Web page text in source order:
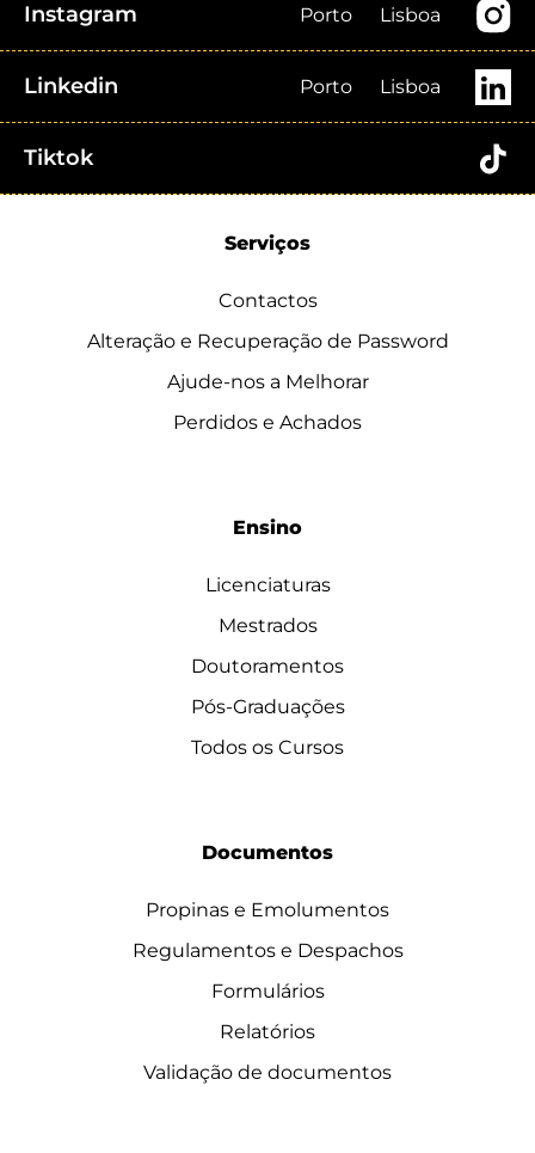
Instagram Porto Lisboa
Linkedin Porto Lisboa
Tiktok
Serviços
Contactos
Alteração e Recuperação de Password
Ajude-nos a Melhorar
Perdidos e Achados
Ensino
Licenciaturas
Mestrados
Doutoramentos
Pós-Graduações
Todos os Cursos
Documentos
Propinas e Emolumentos
Regulamentos e Despachos
Formulários
Relatórios
Validação de documentos